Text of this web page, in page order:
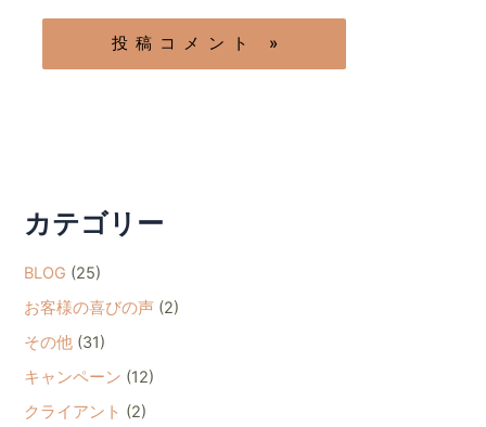
カテゴリー
BLOG (25)
お客様の喜びの声 (2)
その他 (31)
キャンペーン (12)
クライアント (2)